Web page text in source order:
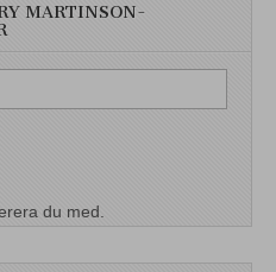
MARTINSON-
du med.